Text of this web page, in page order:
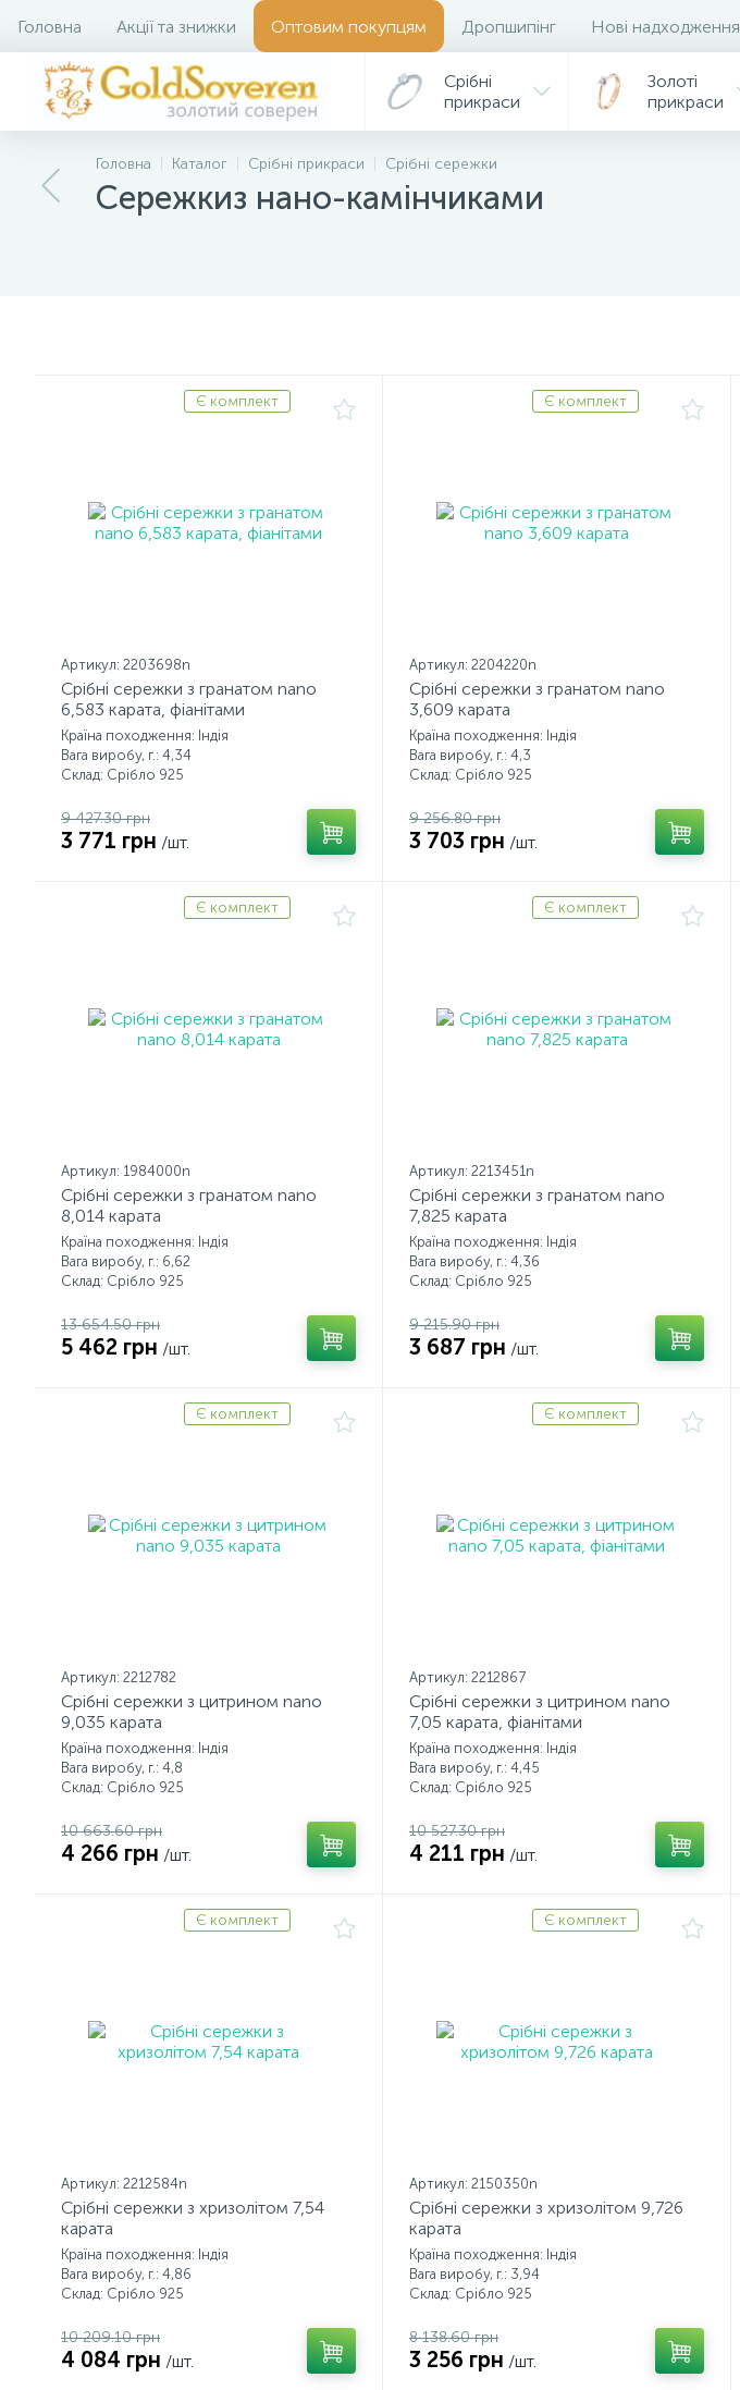
Головна Акції та знижки Оптовим покупцям Дропшипінг Нові надходження
Срібні
прикраси
Золоті
прикраси
Головна Каталог Срібні прикраси Срібні сережки
Сережкиз нано-камінчиками
Є комплект
Артикул: 2203698n
Срібні сережки з гранатом nano
6,583 карата, фіанітами
Країна походження: Індія
Вага виробу, г.: 4,34
Склад: Срібло 925
9 427.30 грн
3 771 грн /шт.
Є комплект
Артикул: 2204220n
Срібні сережки з гранатом nano
3,609 карата
Країна походження: Індія
Вага виробу, г.: 4,3
Склад: Срібло 925
9 256.80 грн
3 703 грн /шт.
Є комплект
Артикул: 1984000n
Срібні сережки з гранатом nano
8,014 карата
Країна походження: Індія
Вага виробу, г.: 6,62
Склад: Срібло 925
13 654.50 грн
5 462 грн /шт.
Є комплект
Артикул: 2213451n
Срібні сережки з гранатом nano
7,825 карата
Країна походження: Індія
Вага виробу, г.: 4,36
Склад: Срібло 925
9 215.90 грн
3 687 грн /шт.
Є комплект
Артикул: 2212782
Срібні сережки з цитрином nano
9,035 карата
Країна походження: Індія
Вага виробу, г.: 4,8
Склад: Срібло 925
10 663.60 грн
4 266 грн /шт.
Є комплект
Артикул: 2212867
Срібні сережки з цитрином nano
7,05 карата, фіанітами
Країна походження: Індія
Вага виробу, г.: 4,45
Склад: Срібло 925
10 527.30 грн
4 211 грн /шт.
Є комплект
Артикул: 2212584n
Срібні сережки з хризолітом 7,54
карата
Країна походження: Індія
Вага виробу, г.: 4,86
Склад: Срібло 925
10 209.10 грн
4 084 грн /шт.
Є комплект
Артикул: 2150350n
Срібні сережки з хризолітом 9,726
карата
Країна походження: Індія
Вага виробу, г.: 3,94
Склад: Срібло 925
8 138.60 грн
3 256 грн /шт.